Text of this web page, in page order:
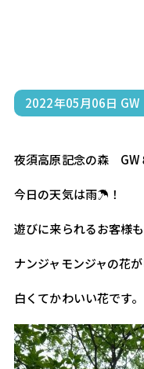
2022年05月06日
夜須高原記念の森　GW
今日の天気は雨☂！
遊びに来られるお客様も
ナンジャモンジャの花が
白くてかわいい花です。